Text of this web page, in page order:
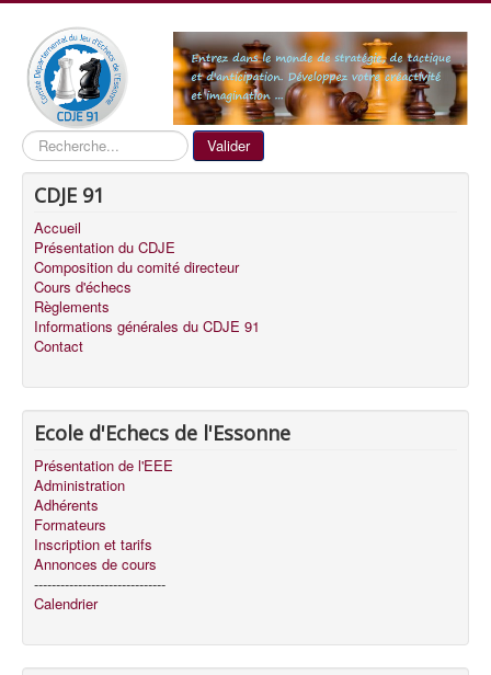
Recherche Valider
CDJE 91
Accueil
Présentation du CDJE
Composition du comité directeur
Cours d'échecs
Règlements
Informations générales du CDJE 91
Contact
Ecole d'Echecs de l'Essonne
Présentation de l'EEE
Administration
Adhérents
Formateurs
Inscription et tarifs
Annonces de cours
------------------------------
Calendrier